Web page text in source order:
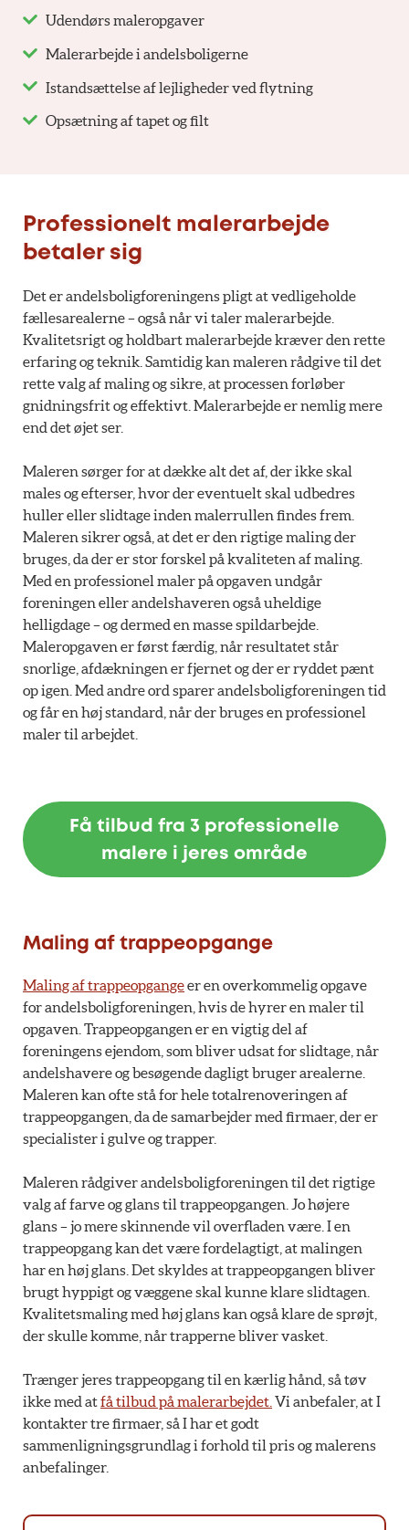
Udendørs maleropgaver
Malerarbejde i andelsboligerne
Istandsættelse af lejligheder ved flytning
Opsætning af tapet og filt
Professionelt malerarbejde
betaler sig
Det er andelsboligforeningens pligt at vedligeholde
fællesarealerne – også når vi taler malerarbejde.
Kvalitetsrigt og holdbart malerarbejde kræver den rette
erfaring og teknik. Samtidig kan maleren rådgive til det
rette valg af maling og sikre, at processen forløber
gnidningsfrit og effektivt. Malerarbejde er nemlig mere
end det øjet ser.
Maleren sørger for at dække alt det af, der ikke skal
males og efterser, hvor der eventuelt skal udbedres
huller eller slidtage inden malerrullen findes frem.
Maleren sikrer også, at det er den rigtige maling der
bruges, da der er stor forskel på kvaliteten af maling.
Med en professionel maler på opgaven undgår
foreningen eller andelshaveren også uheldige
helligdage – og dermed en masse spildarbejde.
Maleropgaven er først færdig, når resultatet står
snorlige, afdækningen er fjernet og der er ryddet pænt
op igen. Med andre ord sparer andelsboligforeningen tid
og får en høj standard, når der bruges en professionel
maler til arbejdet.
Få tilbud fra 3 professionelle
malere i jeres område
Maling af trappeopgange
Maling af trappeopgangeer en overkommelig opgave
for andelsboligforeningen, hvis de hyrer en maler til
opgaven. Trappeopgangen er en vigtig del af
foreningens ejendom, som bliver udsat for slidtage, når
andelshavere og besøgende dagligt bruger arealerne.
Maleren kan ofte stå for hele totalrenoveringen af
trappeopgangen, da de samarbejder med firmaer, der er
specialister i gulve og trapper.
Maleren rådgiver andelsboligforeningen til det rigtige
valg af farve og glans til trappeopgangen. Jo højere
glans – jo mere skinnende vil overfladen være. I en
trappeopgang kan det være fordelagtigt, at malingen
har en høj glans. Det skyldes at trappeopgangen bliver
brugt hyppigt og væggene skal kunne klare slidtagen.
Kvalitetsmaling med høj glans kan også klare de sprøjt,
der skulle komme, når trapperne bliver vasket.
Trænger jeres trappeopgang til en kærlig hånd, så tøv
ikke med atfå tilbud på malerarbejdet. Vi anbefaler, at I
kontakter tre firmaer, så I har et godt
sammenligningsgrundlag i forhold til pris og malerens
anbefalinger.